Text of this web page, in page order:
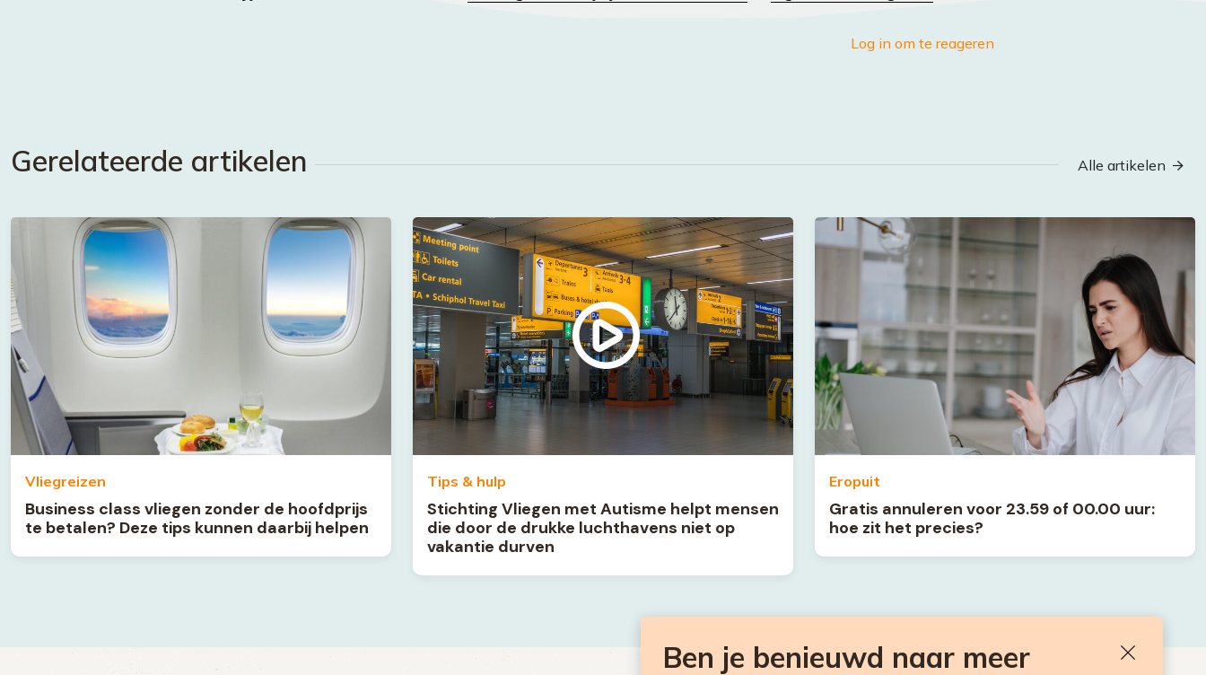
Log in om te reageren
Gerelateerde artikelen Alle artikelen
Vliegreizen
Business class vliegen zonder de hoofdprijs
te betalen? Deze tips kunnen daarbij helpen
Tips & hulp
Stichting Vliegen met Autisme helpt mensen
die door de drukke luchthavens niet op
vakantie durven
Eropuit
Gratis annuleren voor 23.59 of 00.00 uur:
hoe zit het precies?
Ben je benieuwd naar meer